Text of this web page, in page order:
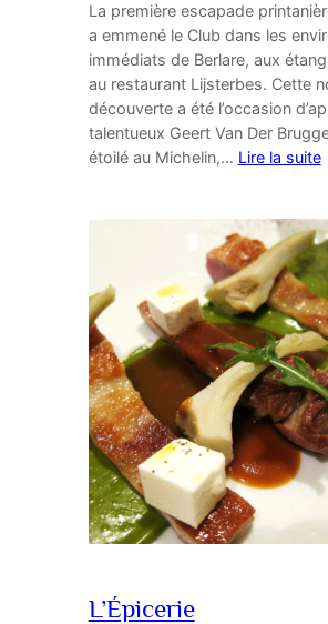
La première escapade
a emmené le Club dans les
immédiats de Berlare, aux
au restaurant Lijsterbes. Cette
découverte a été l’occasion
talentueux Geert Van Der
étoilé au Michelin,… Lire la suite
L’Épicerie